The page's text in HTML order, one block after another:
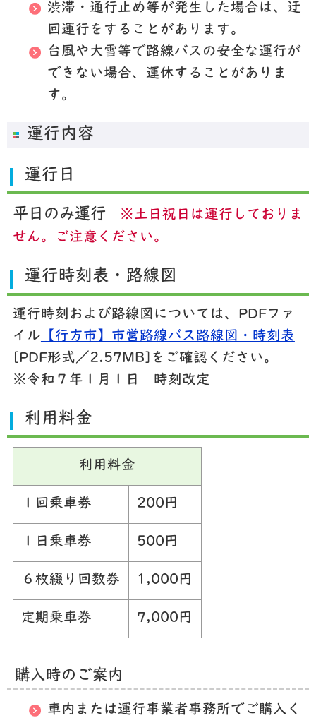
渋滞・通行止め等が発生した場合は、迂
回運行をすることがあります。
台風や大雪等で路線バスの安全な運行が
できない場合、運休することがありま
す。
運行内容
運行日
平日のみ運行
※土日祝日は運行しておりま
せん。ご注意ください。
運行時刻表・路線図
運行時刻および路線図については、PDFファ
イル 【行方市】市営路線バス路線図・時刻表
[PDF形式／2.57MB]をご確認ください。
※令和７年１月１日 時刻改定
利用料金
利用料金
１回乗車券 200円
１日乗車券 500円
６枚綴り回数券 1,000円
定期乗車券 7,000円
購入時のご案内
車内または運行事業者事務所でご購入く